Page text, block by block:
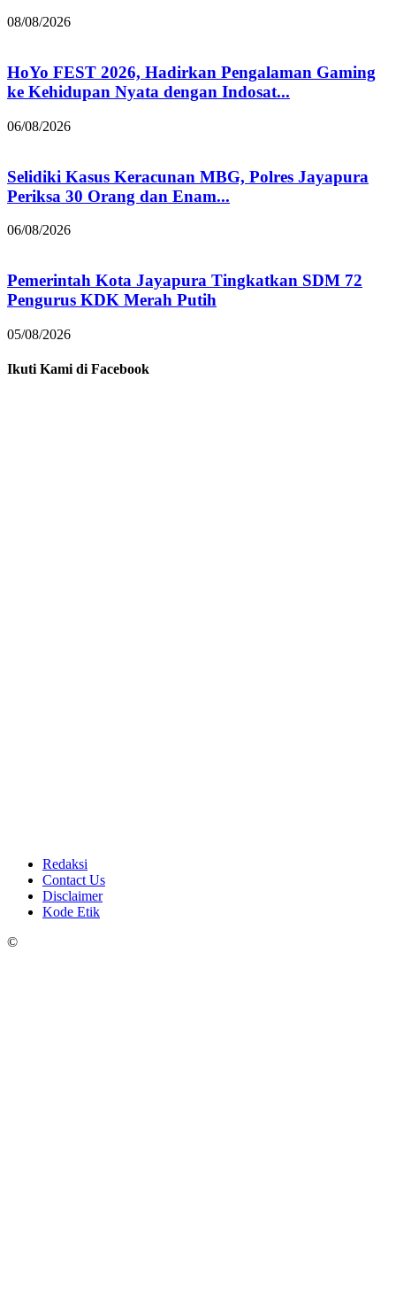
08/08/2026
HoYo FEST 2026, Hadirkan Pengalaman Gaming
ke Kehidupan Nyata dengan Indosat...
06/08/2026
Selidiki Kasus Keracunan MBG, Polres Jayapura
Periksa 30 Orang dan Enam...
06/08/2026
Pemerintah Kota Jayapura Tingkatkan SDM 72
Pengurus KDK Merah Putih
05/08/2026
Ikuti Kami di Facebook
Redaksi
Contact Us
Disclaimer
Kode Etik
©